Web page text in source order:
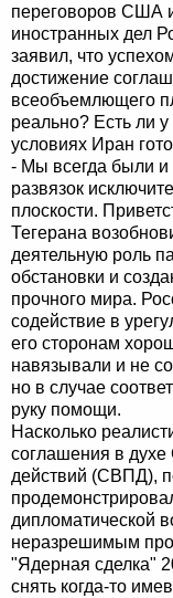
переговоров США
иностранных дел
заявил, что
достижение
всеобъемлющего
реально? Есть ли
условиях Иран
- Мы всегда были и
развязок
плоскости.
Тегерана
деятельную роль
обстановки и
прочного мира.
содействие в
его сторонам
навязывали и не
но в случае
руку помощи.
Насколько
соглашения в
действий (СВПД),
дипломатической
неразрешимым
"Ядерная сделка"
снять когда-то